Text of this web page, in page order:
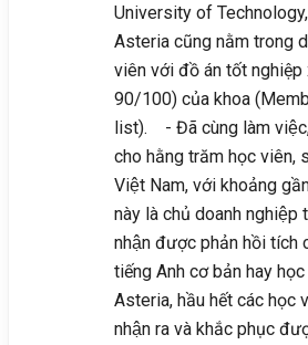
University of
Asteria cũng nằm trong
viên với đồ án tốt
90/100) của khoa
list). - Đã cùng làm
cho hằng trăm học viên,
Việt Nam, với khoảng
này là chủ doanh nghiệp
nhận được phản hồi tích
tiếng Anh cơ bản hay
Asteria, hầu hết các học
nhận ra và khắc phục